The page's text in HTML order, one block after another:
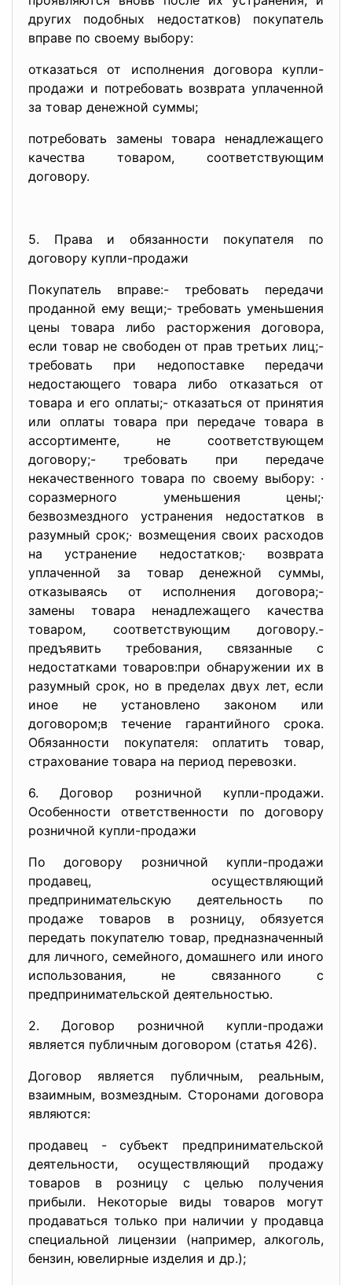
других подобных недостатков) покупатель
вправе по своему выбору:
отказаться от исполнения договора купли-
продажи и потребовать возврата уплаченной
за товар денежной суммы;
потребовать замены товара ненадлежащего
качества товаром, соответствующим
договору.
5. Права и обязанности покупателя по
договору купли-продажи
Покупатель вправе:- требовать передачи
проданной ему вещи;- требовать уменьшения
цены товара либо расторжения договора,
если товар не свободен от прав третьих лиц;-
требовать при недопоставке передачи
недостающего товара либо отказаться от
товара и его оплаты;- отказаться от принятия
или оплаты товара при передаче товара в
ассортименте, не соответствующем
договору;- требовать при передаче
некачественного товара по своему выбору: ·
соразмерного уменьшения цены;·
безвозмездного устранения недостатков в
разумный срок;· возмещения своих расходов
на устранение недостатков;· возврата
уплаченной за товар денежной суммы,
отказываясь от исполнения договора;-
замены товара ненадлежащего качества
товаром, соответствующим договору.-
предъявить требования, связанные с
недостатками товаров:при обнаружении их в
разумный срок, но в пределах двух лет, если
иное не установлено законом или
договором;в течение гарантийного срока.
Обязанности покупателя: оплатить товар,
страхование товара на период перевозки.
6. Договор розничной купли-продажи.
Особенности ответственности по договору
розничной купли-продажи
По договору розничной купли-продажи
продавец, осуществляющий
предпринимательскую деятельность по
продаже товаров в розницу, обязуется
передать покупателю товар, предназначенный
для личного, семейного, домашнего или иного
использования, не связанного с
предпринимательской деятельностью.
2. Договор розничной купли-продажи
является публичным договором (статья 426).
Договор является публичным, реальным,
взаимным, возмездным. Сторонами договора
являются:
продавец - субъект предпринимательской
деятельности, осуществляющий продажу
товаров в розницу с целью получения
прибыли. Некоторые виды товаров могут
продаваться только при наличии у продавца
специальной лицензии (например, алкоголь,
бензин, ювелирные изделия и др.);